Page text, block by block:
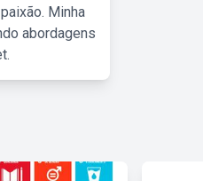
Minha
abordagens